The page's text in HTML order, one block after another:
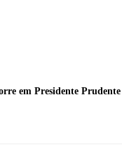
em Presidente Prudente